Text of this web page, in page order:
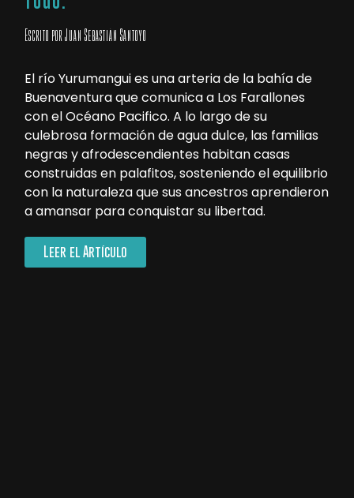
Escrito por Juan Sebastián Santoyo
El río Yurumangui es una arteria de la bahía de
Buenaventura que comunica a Los Farallones
con el Océano Pacifico. A lo largo de su
culebrosa formación de agua dulce, las familias
negras y afrodescendientes habitan casas
construidas en palafitos, sosteniendo el equilibrio
con la naturaleza que sus ancestros aprendieron
a amansar para conquistar su libertad.
Leer el Artículo